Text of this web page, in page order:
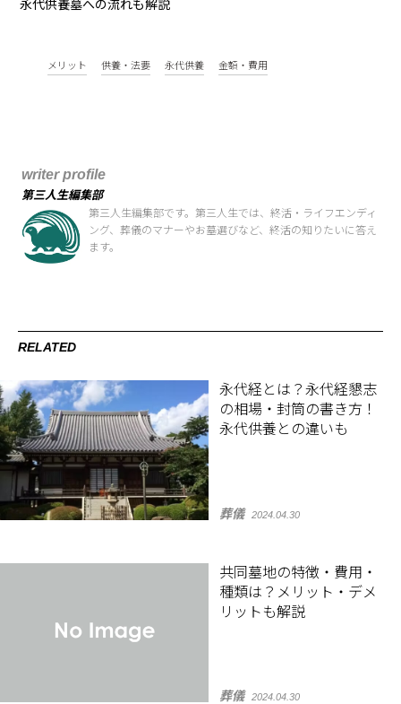
永代供養墓への流れも解説
メリット 供養・法要 永代供養 金額・費用
writer profile
第三人生編集部
第三人生編集部です。第三人生では、終活・ライフエンディ
ング、葬儀のマナーやお墓選びなど、終活の知りたいに答え
ます。
RELATED
永代経とは？永代経懇志
の相場・封筒の書き方！
永代供養との違いも
葬儀 2024.04.30
共同墓地の特徴・費用・
種類は？メリット・デメ
リットも解説
葬儀 2024.04.30